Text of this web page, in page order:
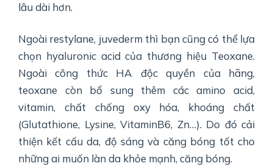
lâu dài hơn.
Ngoài restylane, juvederm thì bạn cũng có thể lựa
chọn hyaluronic acid của thương hiệu Teoxane.
Ngoài công thức HA độc quyền của hãng,
teoxane còn bổ sung thêm các amino acid,
vitamin, chất chống oxy hóa, khoáng chất
(Glutathione, Lysine, VitaminB6, Zn…). Do đó cải
thiện kết cấu da, độ sáng và căng bóng tốt cho
những ai muốn làn da khỏe mạnh, căng bóng.